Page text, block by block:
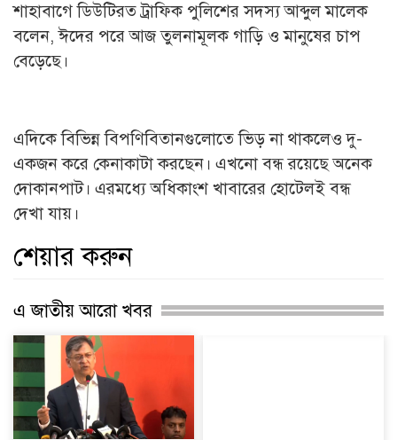
শাহাবাগে ডিউটিরত ট্রাফিক পুলিশের সদস্য আব্দুল মালেক
বলেন, ঈদের পরে আজ তুলনামূলক গাড়ি ও মানুষের চাপ
বেড়েছে।
এদিকে বিভিন্ন বিপণিবিতানগুলোতে ভিড় না থাকলেও দু-
একজন করে কেনাকাটা করছেন। এখনো বন্ধ রয়েছে অনেক
দোকানপাট। এরমধ্যে অধিকাংশ খাবারের হোটেলই বন্ধ
দেখা যায়।
শেয়ার করুন
এ জাতীয় আরো খবর